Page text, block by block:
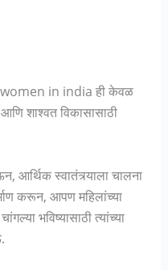
women in india ही केवळ
शाश्वत विकासासाठी
आर्थिक स्वातंत्र्याला चालना
करून, आपण महिलांच्या
भविष्यासाठी त्यांच्या